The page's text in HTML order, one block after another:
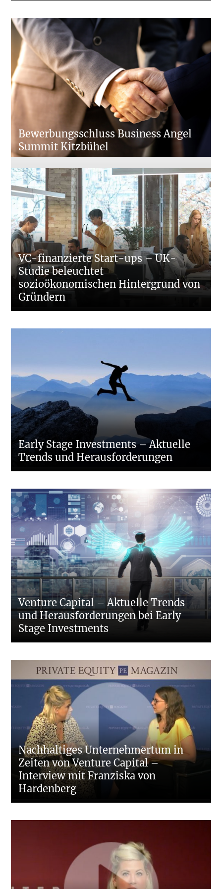
Bewerbungsschluss Business Angel
Summit Kitzbühel
VC-finanzierte Start-ups – UK-
Studie beleuchtet
sozioökonomischen Hintergrund von
Gründern
Early Stage Investments – Aktuelle
Trends und Herausforderungen
Venture Capital – Aktuelle Trends
und Herausforderungen bei Early
Stage Investments
Nachhaltiges Unternehmertum in
Zeiten von Venture Capital –
Interview mit Franziska von
Hardenberg